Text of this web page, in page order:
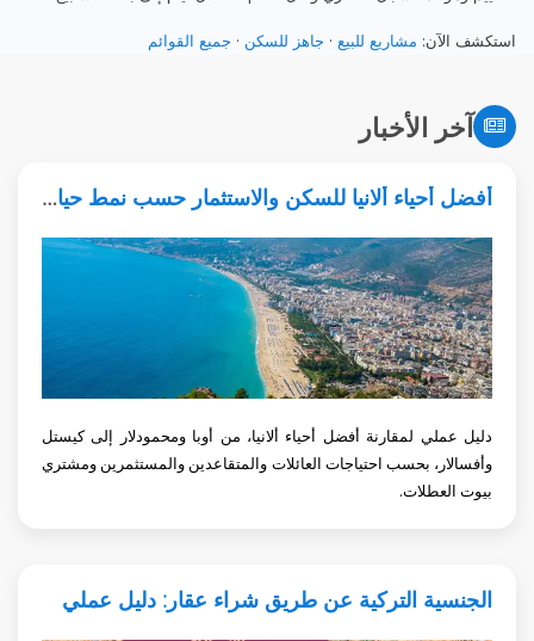
استكشف الآن: مشاريع للبيع · جاهز للسكن · جميع القوائم
آخر الأخبار
أفضل أحياء ألانيا للسكن والاستثمار حسب نمط حياتك
دليل عملي لمقارنة أفضل أحياء ألانيا، من أوبا ومحمودلار إلى كيستل
وأفسالار، بحسب احتياجات العائلات والمتقاعدين والمستثمرين ومشتري
بيوت العطلات.
الجنسية التركية عن طريق شراء عقار: دليل عملي